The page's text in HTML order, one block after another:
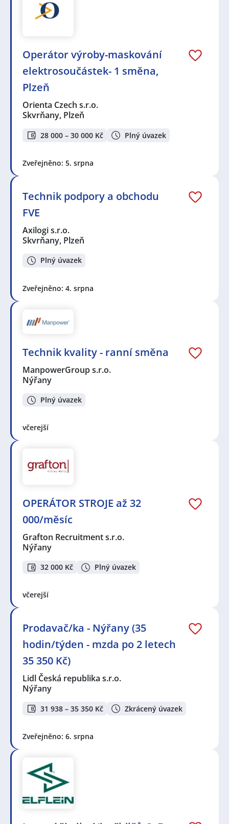
Operátor výroby-maskování
elektrosoučástek- 1 směna,
Plzeň
Orienta Czech s.r.o.
Skvrňany, Plzeň
28 000 – 30 000 Kč Plný úvazek
Zveřejněno: 5. srpna
Technik podpory a obchodu
FVE
Axilogi s.r.o.
Skvrňany, Plzeň
Plný úvazek
Zveřejněno: 4. srpna
Technik kvality - ranní směna
ManpowerGroup s.r.o.
Nýřany
Plný úvazek
včerejší
OPERÁTOR STROJE až 32
000/měsíc
Grafton Recruitment s.r.o.
Nýřany
32 000 Kč Plný úvazek
včerejší
Prodavač/ka - Nýřany (35
hodin/týden - mzda po 2 letech
35 350 Kč)
Lidl Česká republika s.r.o.
Nýřany
31 938 – 35 350 Kč Zkrácený úvazek
Zveřejněno: 6. srpna